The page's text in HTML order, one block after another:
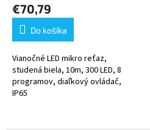
€70,79
Do košíka
Vianočné LED mikro reťaz,
studená biela, 10m, 300 LED, 8
programov, diaľkový ovládač,
IP65